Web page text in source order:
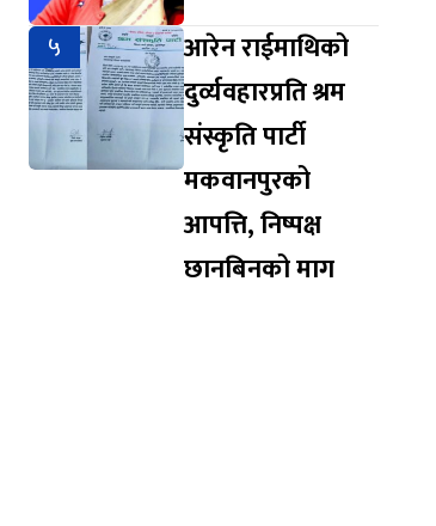
५
आरेन राईमाथिको
दुर्व्यवहारप्रति श्रम
संस्कृति पार्टी
मकवानपुरको
आपत्ति, निष्पक्ष
छानबिनको माग